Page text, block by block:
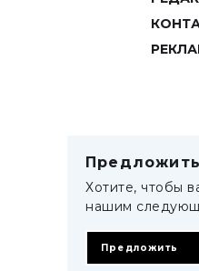
Хотите, чтобы
нашим
Предложить